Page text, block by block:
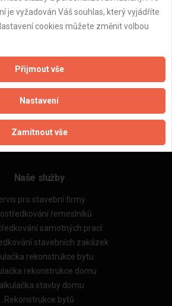
a ochrana osobních údajů
používání souborů cookie
podmínky (zprostředkování)
podmínky (rozpočtování)
Reference
excelové tabulky online
Naše služby
pro stavební firmy
řemeslníků
samotných prací
stavebních zakázek
rekonstrukce bytu
rekonstrukce domu
stavby domu
Rekonstrukce bytů
je vyžadován Váš souhlas, který vyjádříte
cookies můžete změnit volbou
Přijmout vše
Nastavení
Zamítnout vše